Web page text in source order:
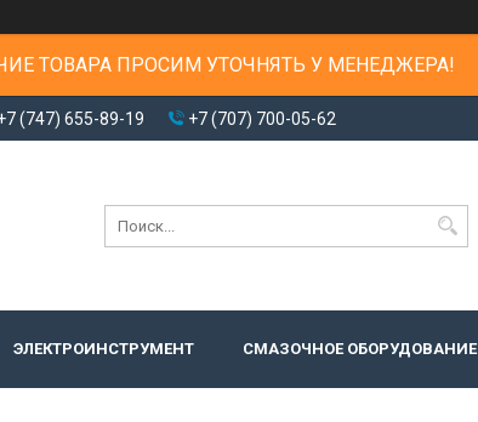
ТОВАРА ПРОСИМ УТОЧНЯТЬ У МЕНЕДЖЕРА!
(747) 655-89-19 +7 (707) 700-05-62
ЭЛЕКТРОИНСТРУМЕНТ СМАЗОЧНОЕ ОБОРУДОВАНИЕ